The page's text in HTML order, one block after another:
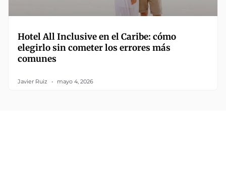
Hotel All Inclusive en el Caribe: cómo
elegirlo sin cometer los errores más
comunes
Javier Ruiz mayo 4, 2026